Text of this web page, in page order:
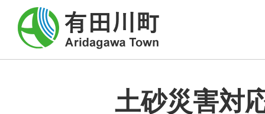
土砂災害対